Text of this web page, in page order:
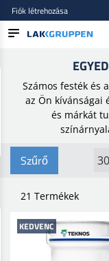
BLOG
ÚJ BEKERÜLT
Fiók létrehozása
Számos festék és
az Ön kívánságai
és márkát
Szűrő
21 Termékek
KEDVENC